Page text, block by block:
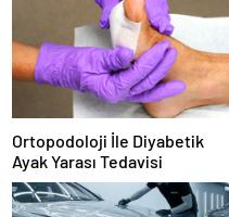
Ortopodoloji İle Diyabetik
Ayak Yarası Tedavisi